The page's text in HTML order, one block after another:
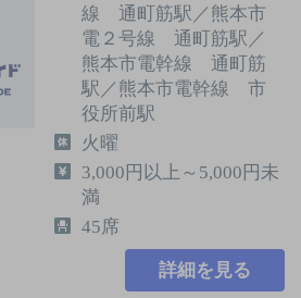
線 通町筋駅／熊本市
電２号線 通町筋駅／
熊本市電幹線 通町筋
駅／熊本市電幹線 市
役所前駅
火曜
3,000円以上～5,000円未
満
45席
詳細を見る